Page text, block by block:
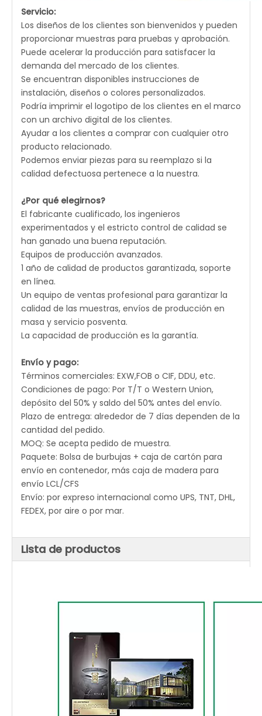
Servicio:
Los diseños de los clientes son bienvenidos y pueden
proporcionar muestras para pruebas y aprobación.
Puede acelerar la producción para satisfacer la
demanda del mercado de los clientes.
Se encuentran disponibles instrucciones de
instalación, diseños o colores personalizados.
Podría imprimir el logotipo de los clientes en el marco
con un archivo digital de los clientes.
Ayudar a los clientes a comprar con cualquier otro
producto relacionado.
Podemos enviar piezas para su reemplazo si la
calidad defectuosa pertenece a la nuestra.
¿Por qué elegirnos?
El fabricante cualificado, los ingenieros
experimentados y el estricto control de calidad se
han ganado una buena reputación.
Equipos de producción avanzados.
1 año de calidad de productos garantizada, soporte
en línea.
Un equipo de ventas profesional para garantizar la
calidad de las muestras, envíos de producción en
masa y servicio posventa.
La capacidad de producción es la garantía.
Envío y pago:
Términos comerciales: EXW,FOB o CIF, DDU, etc.
Condiciones de pago: Por T/T o Western Union,
depósito del 50% y saldo del 50% antes del envío.
Plazo de entrega: alrededor de 7 días dependen de la
cantidad del pedido.
MOQ: Se acepta pedido de muestra.
Paquete: Bolsa de burbujas + caja de cartón para
envío en contenedor, más caja de madera para
envío LCL/CFS
Envío: por expreso internacional como UPS, TNT, DHL,
FEDEX, por aire o por mar.
Lista de productos